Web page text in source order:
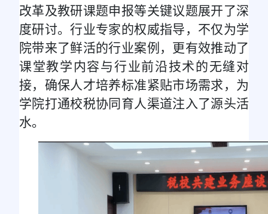
改革及教研课题申报等关键议题展开了深
度研讨。行业专家的权威指导，不仅为学
院带来了鲜活的行业案例，更有效推动了
课堂教学内容与行业前沿技术的无缝对
接，确保人才培养标准紧贴市场需求，为
学院打通校税协同育人渠道注入了源头活
水。